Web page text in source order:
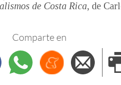
de Costa Rica, de
Comparte en
WhatsappMenéame